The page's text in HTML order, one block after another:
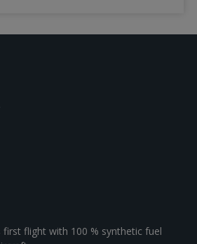
first flight with 100 % synthetic fuel